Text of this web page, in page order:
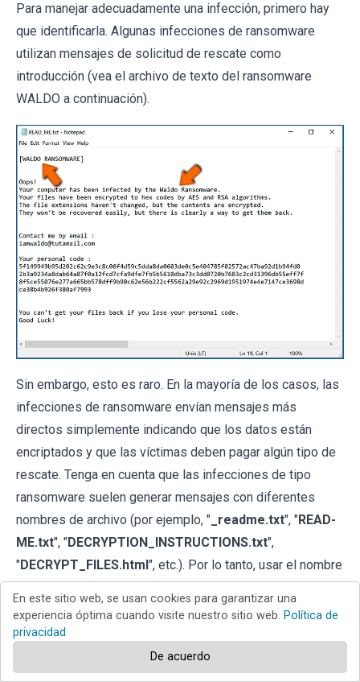
Para manejar adecuadamente una infección, primero hay
que identificarla. Algunas infecciones de ransomware
utilizan mensajes de solicitud de rescate como
introducción (vea el archivo de texto del ransomware
WALDO a continuación).
Sin embargo, esto es raro. En la mayoría de los casos, las
infecciones de ransomware envían mensajes más
directos simplemente indicando que los datos están
encriptados y que las víctimas deben pagar algún tipo de
rescate. Tenga en cuenta que las infecciones de tipo
ransomware suelen generar mensajes con diferentes
nombres de archivo (por ejemplo, " _readme.txt", "READ-
ME.txt", "DECRYPTION_INSTRUCTIONS.txt",
"DECRYPT_FILES.html", etc.). Por lo tanto, usar el nombre
de un mensaje de rescate puede parecer una buena forma
de identificar la infección. El problema es que la mayoría
de estos nombres son genéricos y algunas infecciones
usan los mismos nombres, aunque los mensajes
entregados son diferentes y las infecciones en sí no
En este sitio web, se usan cookies para garantizar una
experiencia óptima cuando visite nuestro sitio web. Política de
privacidad
De acuerdo